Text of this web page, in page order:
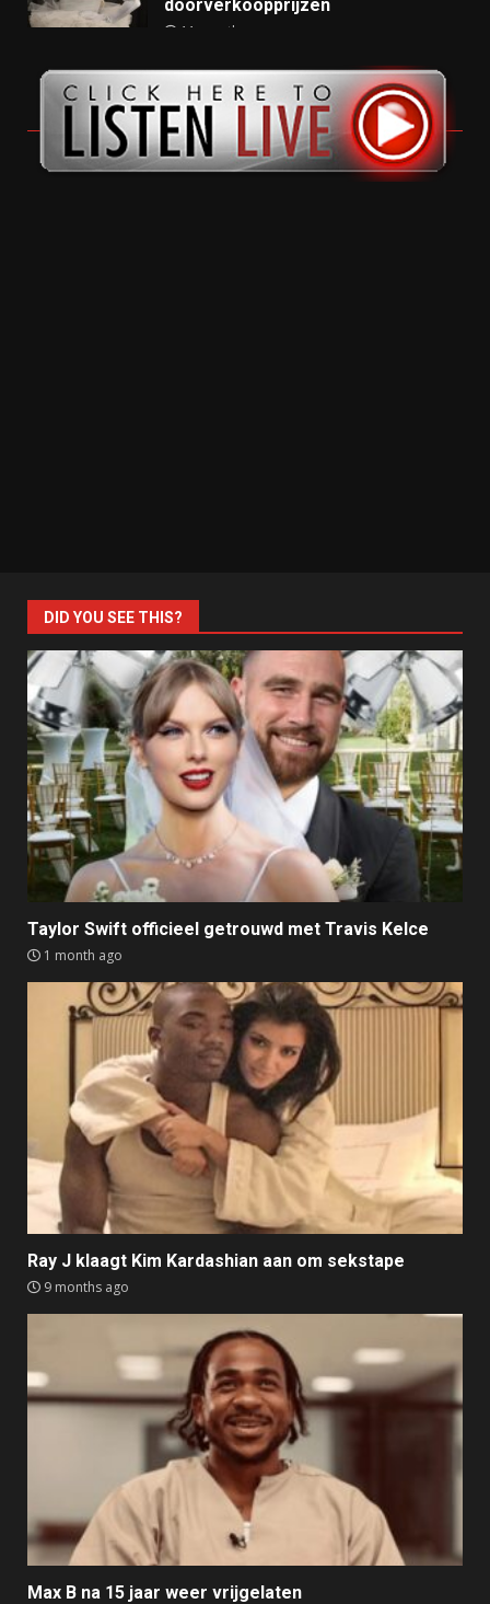
doorverkoopprijzen
11 months ago
DID YOU SEE THIS?
Taylor Swift officieel getrouwd met Travis Kelce
1 month ago
Ray J klaagt Kim Kardashian aan om sekstape
9 months ago
Max B na 15 jaar weer vrijgelaten